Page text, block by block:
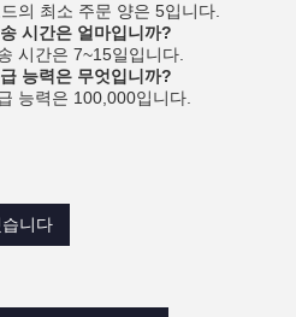
의 최소 주문 양은 5입니다.
시간은 얼마입니까?
시간은 7~15일입니다.
능력은 무엇입니까?
능력은 100,000입니다.
니다